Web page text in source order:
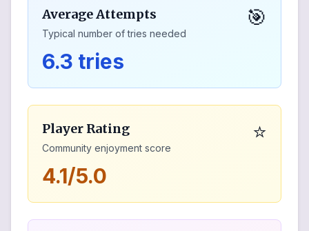
Average Attempts
Typical number of tries needed
🎯
6.3 tries
Player Rating
Community enjoyment score
⭐
4.1/5.0